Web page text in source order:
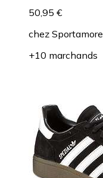
50,95 €
chez Sportamore
+10 marchands